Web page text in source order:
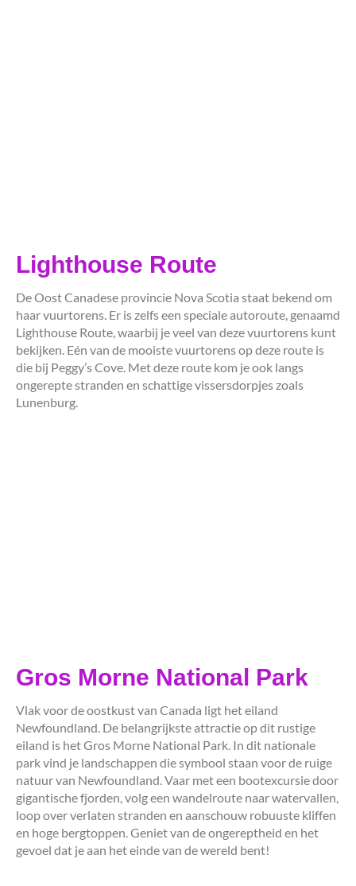
Lighthouse Route
De Oost Canadese provincie Nova Scotia staat bekend om
haar vuurtorens. Er is zelfs een speciale autoroute, genaamd
Lighthouse Route, waarbij je veel van deze vuurtorens kunt
bekijken. Eén van de mooiste vuurtorens op deze route is
die bij Peggy’s Cove. Met deze route kom je ook langs
ongerepte stranden en schattige vissersdorpjes zoals
Lunenburg.
Gros Morne National Park
Vlak voor de oostkust van Canada ligt het eiland
Newfoundland. De belangrijkste attractie op dit rustige
eiland is het Gros Morne National Park. In dit nationale
park vind je landschappen die symbool staan voor de ruige
natuur van Newfoundland. Vaar met een bootexcursie door
gigantische fjorden, volg een wandelroute naar watervallen,
loop over verlaten stranden en aanschouw robuuste kliffen
en hoge bergtoppen. Geniet van de ongereptheid en het
gevoel dat je aan het einde van de wereld bent!